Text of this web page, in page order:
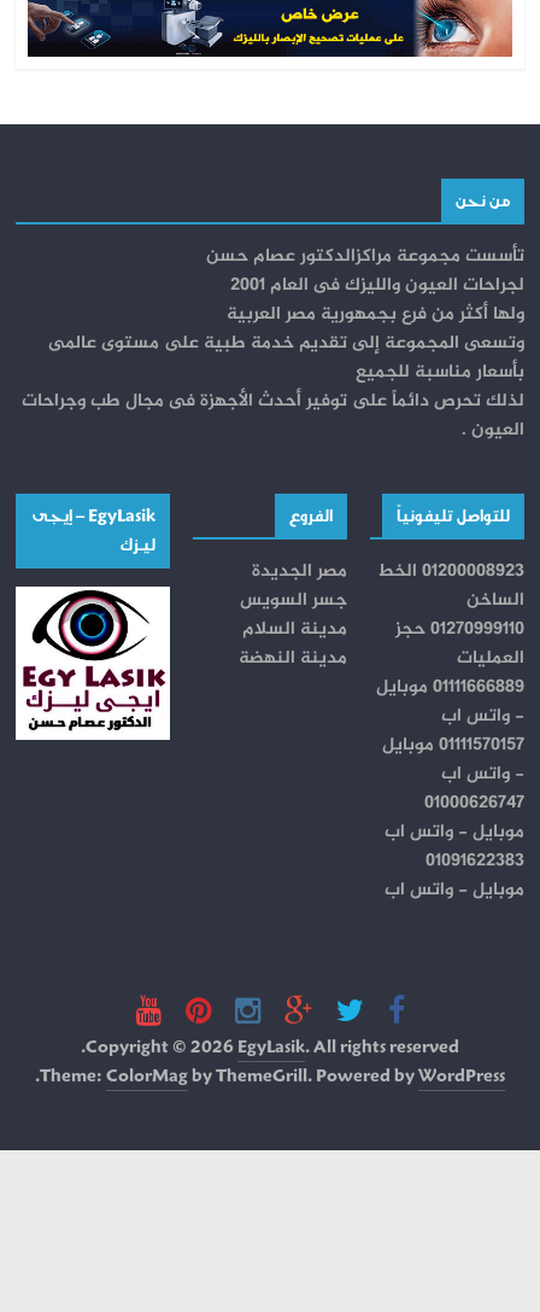
من نحن
تأسست مجموعة مراكزالدكتور عصام حسن
لجراحات العيون والليزك فى العام 2001
ولها أكثر من فرع بجمهورية مصر العربية
وتسعى المجموعة إلى تقديم خدمة طبية على مستوى عالمى
بأسعار مناسبة للجميع
لذلك تحرص دائماً على توفير أحدث الأجهزة فى مجال طب وجراحات
العيون .
للتواصل تليفونياً
01200008923 الخط
الساخن
01270999110 حجز
العمليات
01111666889 موبايل
- واتس اب
01111570157 موبايل
- واتس اب
01000626747
موبايل - واتس اب
01091622383
موبايل - واتس اب
الفروع
مصر الجديدة
جسر السويس
مدينة السلام
مدينة النهضة
EgyLasik – إيجــى
ليـــزك
Copyright © 2026EgyLasik. All rights reserved.
Theme:ColorMagby ThemeGrill. Powered byWordPress
.